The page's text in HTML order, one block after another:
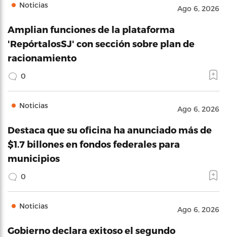
Noticias Ago 6, 2026
Amplian funciones de la plataforma
'RepórtalosSJ' con sección sobre plan de
racionamiento
0
Noticias Ago 6, 2026
Destaca que su oficina ha anunciado más de
$1.7 billones en fondos federales para
municipios
0
Noticias Ago 6, 2026
Gobierno declara exitoso el segundo